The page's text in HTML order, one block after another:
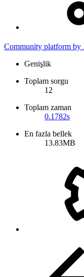
Community platform
Genişlik
Toplam sorgu
12
Toplam zaman
0.1782s
En fazla bellek
13.83MB